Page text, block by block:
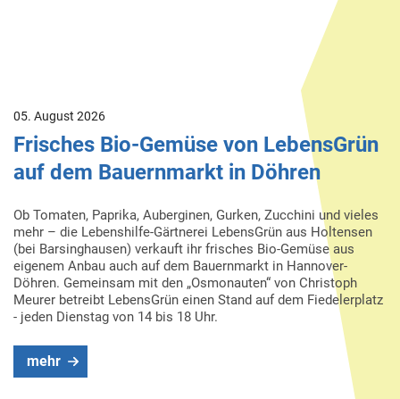
05. August 2026
Frisches Bio-Gemüse von LebensGrün
auf dem Bauernmarkt in Döhren
Ob Tomaten, Paprika, Auberginen, Gurken, Zucchini und vieles
mehr – die Lebenshilfe-Gärtnerei LebensGrün aus Holtensen
(bei Barsinghausen) verkauft ihr frisches Bio-Gemüse aus
eigenem Anbau auch auf dem Bauernmarkt in Hannover-
Döhren. Gemeinsam mit den „Osmonauten“ von Christoph
Meurer betreibt LebensGrün einen Stand auf dem Fiedelerplatz
- jeden Dienstag von 14 bis 18 Uhr.
mehr